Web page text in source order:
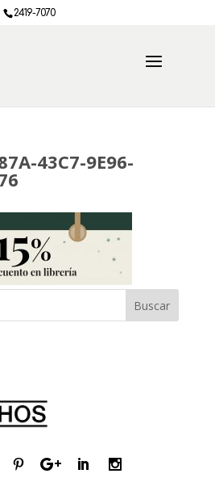
2419-7070
43C7-9E96-